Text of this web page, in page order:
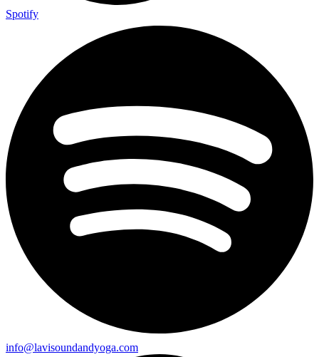
Spotify
info@lavisoundandyoga.com